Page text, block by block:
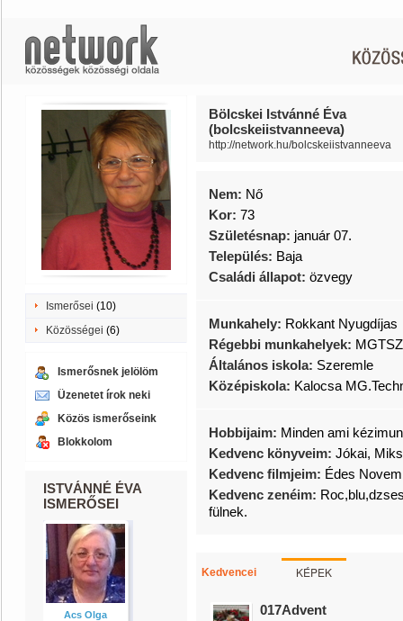
Ismerősei (10)
Közösségei (6)
Ismerősnek jelölöm
Üzenetet írok neki
Közös ismerőseink
Blokkolom
ISTVÁNNÉ ÉVA
ISMERŐSEI
Acs Olga
Bölcskei Istvánné Éva
(bolcskeiistvanneeva)
http://network.hu/bolcskeiistvanneeva
Nem: Nő
Kor: 73
Születésnap: január 07.
Település: Baja
Családi állapot: özvegy
Munkahely: Rokkant Nyugdíjas
Régebbi munkahelyek:
Általános iskola: Szeremle
Középiskola: Kalocsa
Hobbijaim: Minden ami
Kedvenc könyveim: Jókai,
Kedvenc filmjeim: Édes
Kedvenc zenéim:
fülnek.
Kedvencei KÉPEK
017Advent